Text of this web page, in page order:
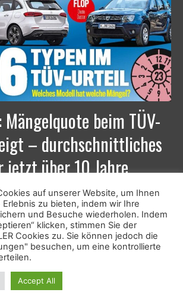
Mängelquote beim TÜV-
– durchschnittliches
jetzt über 10 Jahre
wird immer älter.
der Autos hierzulande bei
erstmals überhaupt über 10 Jahre -...
auf unserer Website, um Ihnen
zu bieten, indem wir Ihre
und Besuche wiederholen. Indem
klicken, stimmen Sie der
Cookies zu. Sie können jedoch die
besuchen, um eine kontrollierte
Accept All